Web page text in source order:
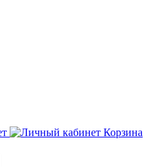
Корзина